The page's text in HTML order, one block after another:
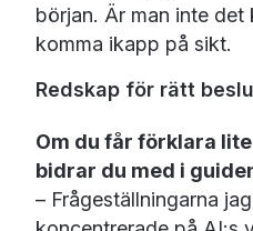
början. Är man inte
komma ikapp på sikt.
Redskap för rätt
Om du får förklara
bidrar du med i
– Frågeställningarna